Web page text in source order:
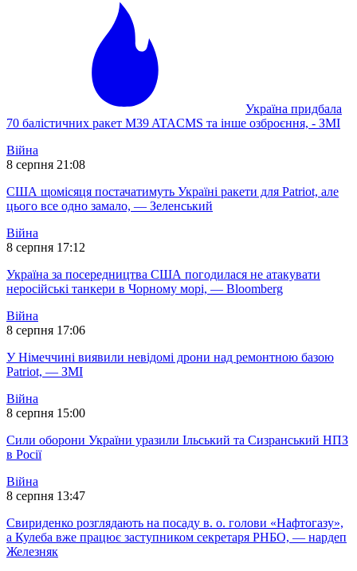
Україна придбала
70 балістичних ракет M39 ATACMS та інше озброєння, - ЗМІ
Війна
8 серпня 21:08
США щомісяця постачатимуть Україні ракети для Patriot, але
цього все одно замало, — Зеленський
Війна
8 серпня 17:12
Україна за посередництва США погодилася не атакувати
неросійські танкери в Чорному морі, — Bloomberg
Війна
8 серпня 17:06
У Німеччині виявили невідомі дрони над ремонтною базою
Patriot, — ЗМІ
Війна
8 серпня 15:00
Сили оборони України уразили Ільський та Сизранський НПЗ
в Росії
Війна
8 серпня 13:47
Свириденко розглядають на посаду в. о. голови «Нафтогазу»,
а Кулеба вже працює заступником секретаря РНБО, — нардеп
Железняк